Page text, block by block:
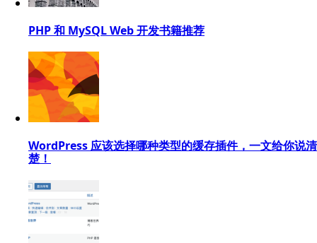
PHP 和 MySQL Web 开发书籍推荐
WordPress 应该选择哪种类型的缓存插件，一文给你说清
楚！